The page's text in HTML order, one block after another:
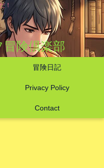
！
険倶楽部
冒険日記
Privacy Policy
Contact